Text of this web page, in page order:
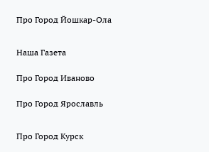
Про Город Йошкар-Ола
Наша Газета
Про Город Иваново
Про Город Ярославль
Про Город Курск